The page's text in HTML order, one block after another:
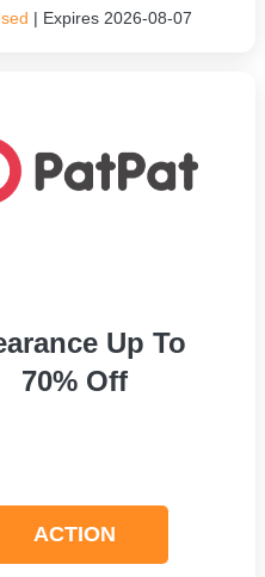
| Expires 2026-08-07
Up To
70% Off
ACTION